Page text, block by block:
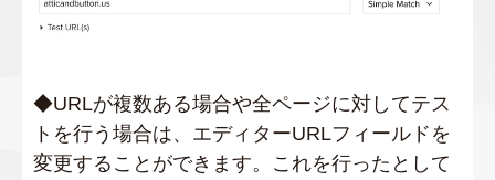
◆URLが複数ある場合や全ページに対してテス
トを行う場合は、エディターURLフィールドを
変更することができます。これを行ったとして